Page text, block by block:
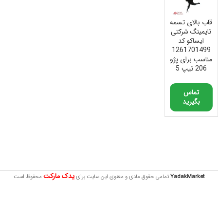
قاب بالای تسمه
تایمینگ شرکتی
ایساکو کد
1261701499
مناسب برای پژو
206 تیپ 5
تماس
بگیرید
YadakMarketتمامی حقوق مادی و معنوی این سایت براییدک مارکت محفوظ است